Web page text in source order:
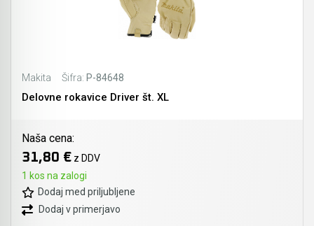
Makita Šifra: P-84648
Delovne rokavice Driver št. XL
Naša cena:
31,80 € z DDV
1 kos na zalogi
Dodaj med priljubljene
Dodaj v primerjavo